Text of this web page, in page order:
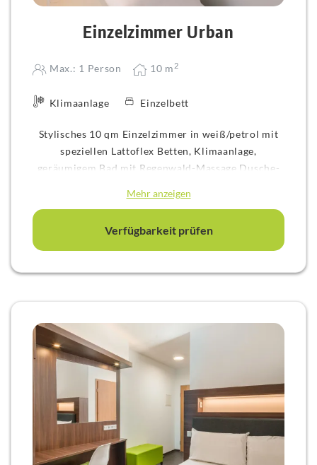
Einzelzimmer Urban
Max.: 1 Person 10 m 2
Klimaanlage Einzelbett
Stylisches 10 qm Einzelzimmer in weiß/petrol mit
speziellen Lattoflex Betten, Klimaanlage,
geräumigem Bad mit Regenwald-Massage Dusche-
und großem Schreibtisch.
Mehr anzeigen
Verfügbarkeit prüfen